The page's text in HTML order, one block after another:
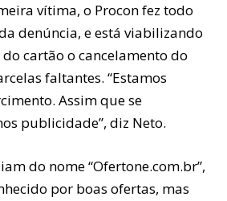
vítima, o Procon fez todo
denúncia, e está viabilizando
cartão o cancelamento do
faltantes. “Estamos
Assim que se
publicidade”, diz Neto.
do nome “Ofertone.com.br”,
por boas ofertas, mas